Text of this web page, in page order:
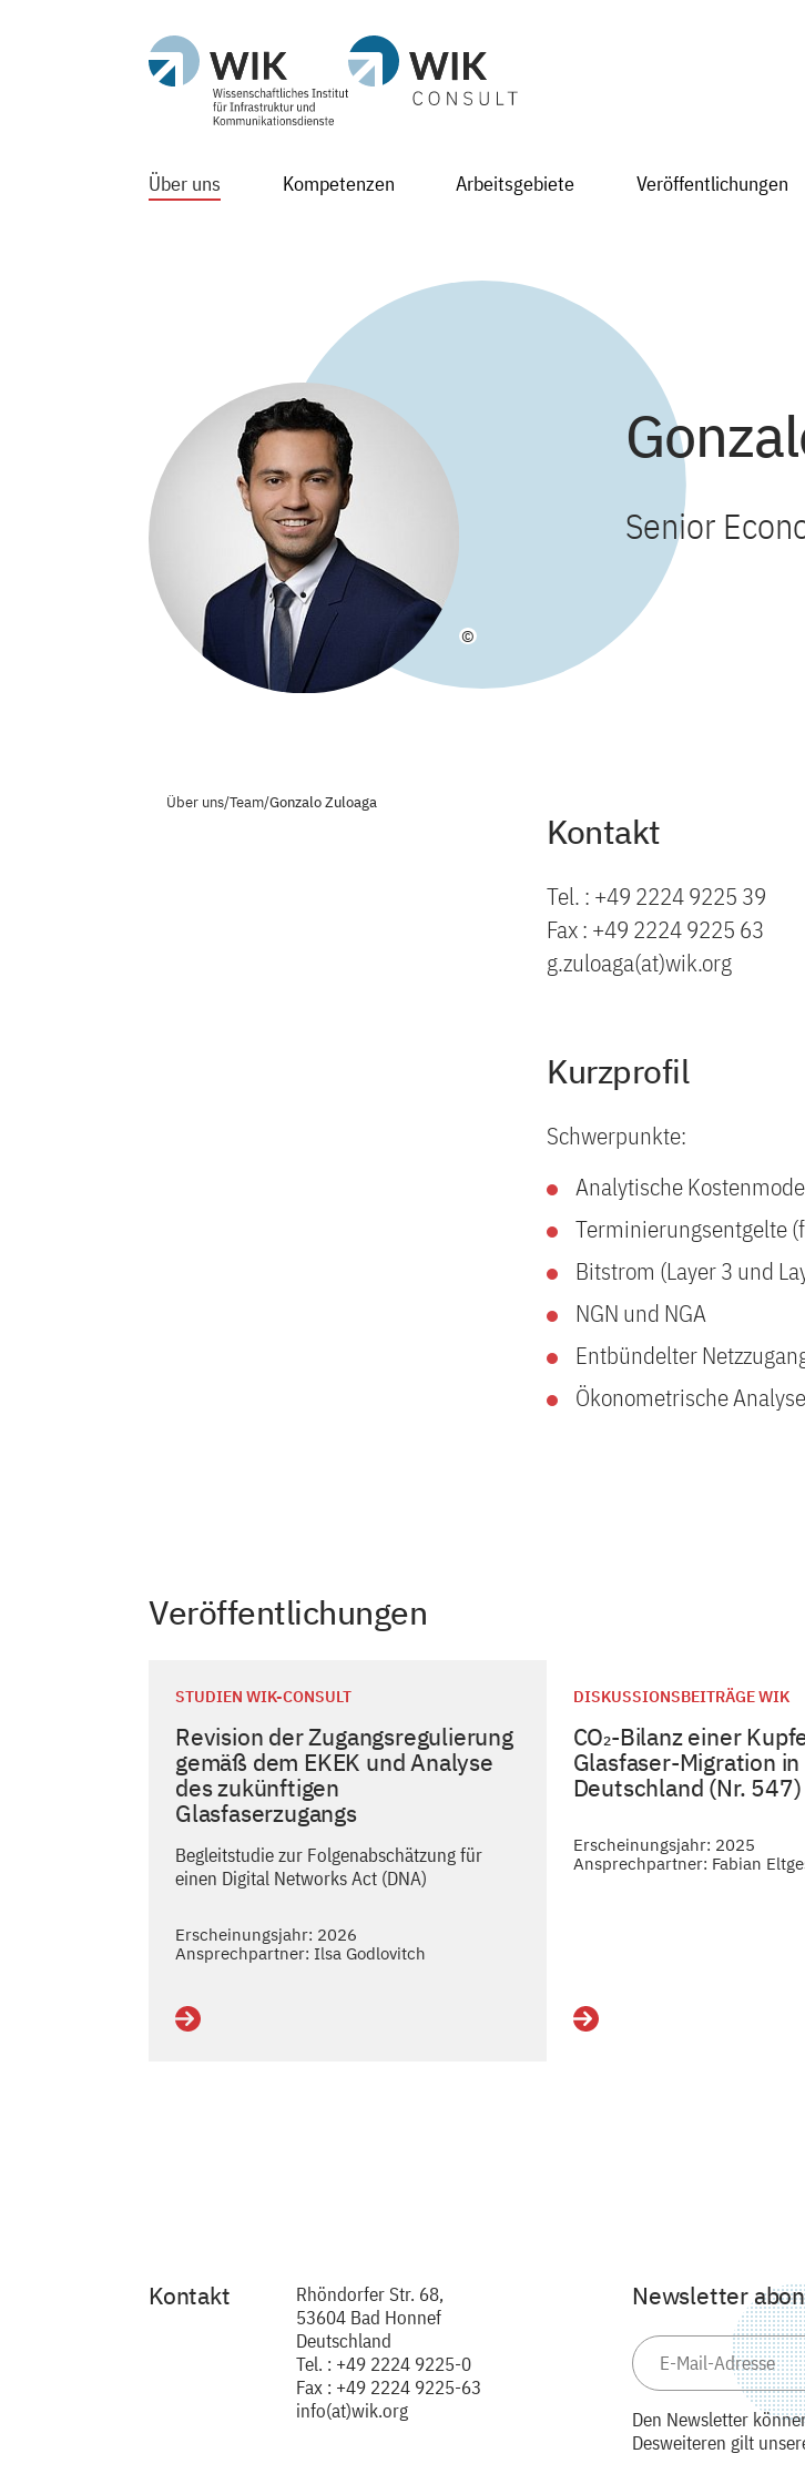
Über uns Kompetenzen Arbeitsgebiete Veröffentlichungen
©
Senior
Über uns/Team/Gonzalo Zuloaga
Kontakt
Tel. : +49 2224 9225 39
Fax : +49 2224 9225 63
g.zuloaga(at)wik.org
Kurzprofil
Schwerpunkte:
Analytische
Terminierungsentgelte
Bitstrom (Layer 3 und
NGN und NGA
Entbündelter
Ökonometrische
Veröffentlichungen
STUDIEN WIK-CONSULT
Revision der Zugangsregulierung
gemäß dem EKEK und Analyse
des zukünftigen
Glasfaserzugangs
Begleitstudie zur Folgenabschätzung für
einen Digital Networks Act (DNA)
Erscheinungsjahr: 2026
Ansprechpartner: Ilsa Godlovitch
Details
DISKUSSIONSBEITRÄGE WIK
CO₂-Bilanz einer
Glasfaser-Migration in
Deutschland (Nr. 547)
Erscheinungsjahr: 2025
Ansprechpartner: Fabian
Details
Newsletter
Den Newsletter
Desweiteren gilt
Kontakt
Rhöndorfer Str. 68,
53604 Bad Honnef
Deutschland
Tel. : +49 2224 9225-0
Fax : +49 2224 9225-63
info(at)wik.org